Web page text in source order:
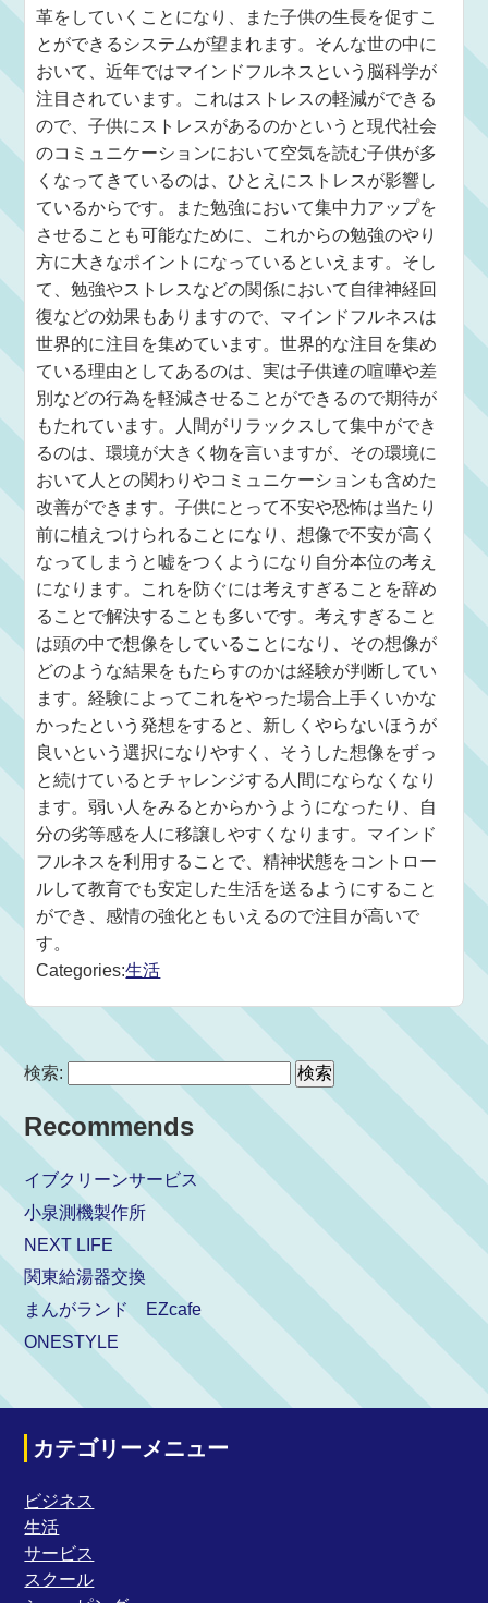
革をしていくことになり、また子供の生長を促すこ
とができるシステムが望まれます。そんな世の中に
おいて、近年ではマインドフルネスという脳科学が
注目されています。これはストレスの軽減ができる
ので、子供にストレスがあるのかというと現代社会
のコミュニケーションにおいて空気を読む子供が多
くなってきているのは、ひとえにストレスが影響し
ているからです。また勉強において集中力アップを
させることも可能なために、これからの勉強のやり
方に大きなポイントになっているといえます。そし
て、勉強やストレスなどの関係において自律神経回
復などの効果もありますので、マインドフルネスは
世界的に注目を集めています。世界的な注目を集め
ている理由としてあるのは、実は子供達の喧嘩や差
別などの行為を軽減させることができるので期待が
もたれています。人間がリラックスして集中ができ
るのは、環境が大きく物を言いますが、その環境に
おいて人との関わりやコミュニケーションも含めた
改善ができます。子供にとって不安や恐怖は当たり
前に植えつけられることになり、想像で不安が高く
なってしまうと嘘をつくようになり自分本位の考え
になります。これを防ぐには考えすぎることを辞め
ることで解決することも多いです。考えすぎること
は頭の中で想像をしていることになり、その想像が
どのような結果をもたらすのかは経験が判断してい
ます。経験によってこれをやった場合上手くいかな
かったという発想をすると、新しくやらないほうが
良いという選択になりやすく、そうした想像をずっ
と続けているとチャレンジする人間にならなくなり
ます。弱い人をみるとからかうようになったり、自
分の劣等感を人に移譲しやすくなります。マインド
フルネスを利用することで、精神状態をコントロー
ルして教育でも安定した生活を送るようにすること
ができ、感情の強化ともいえるので注目が高いで
す。
Categories:生活
検索:
Recommends
イブクリーンサービス
小泉測機製作所
NEXT LIFE
関東給湯器交換
まんがランド EZcafe
ONESTYLE
カテゴリーメニュー
ビジネス
生活
サービス
スクール